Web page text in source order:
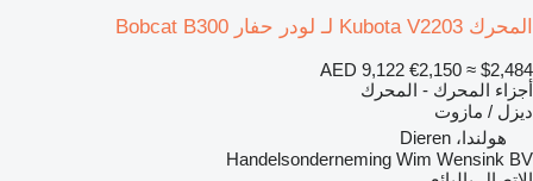
المحرك Kubota V2203 لـ لودر حفار Bobcat B300
AED 9,122 €2,150 ≈ $2,484
أجزاء المحرك - المحرك
ديزل / مازوت
هولندا، Dieren
Handelsonderneming Wim Wensink BV